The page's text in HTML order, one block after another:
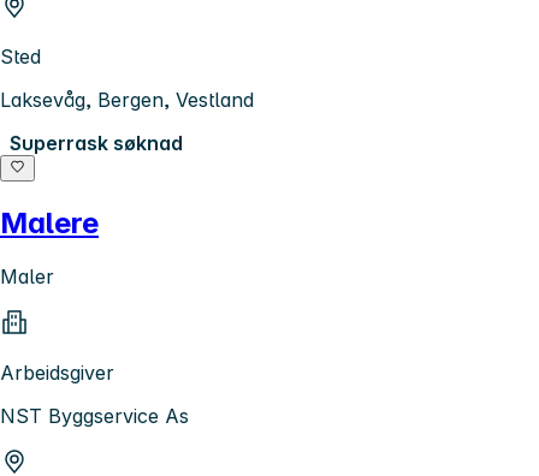
Sted
Laksevåg, Bergen, Vestland
Superrask søknad
Malere
Maler
Arbeidsgiver
NST Byggservice As